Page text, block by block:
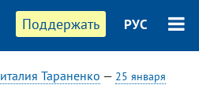
Поддержать РУС
Тараненко — 25 января